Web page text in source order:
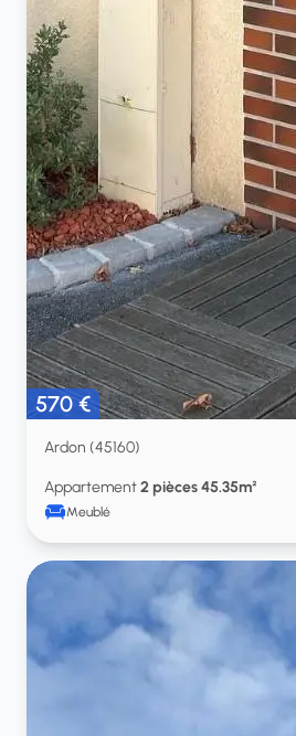
570 €
Ardon (45160)
Appartement2 pièces 45.35m²
Meublé